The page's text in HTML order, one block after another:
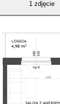
1 zdjęcie